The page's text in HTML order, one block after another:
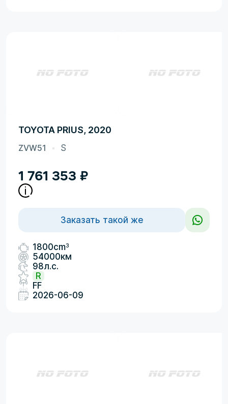
TOYOTA PRIUS, 2020
ZVW51 S
1 761 353 ₽
Заказать такой же
1800cm3
54000км
98л.с.
R
FF
2026-06-09